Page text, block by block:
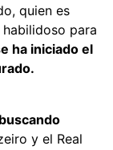
quien es
para
ha iniciado el
y el Real